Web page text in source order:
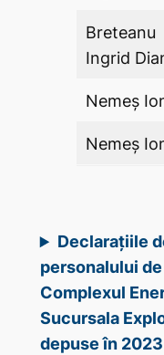
Breteanu
Ingrid
Nemeș
Nemeș
Declarațiile
personalului
Complexul
Sucursala
depuse în 2023